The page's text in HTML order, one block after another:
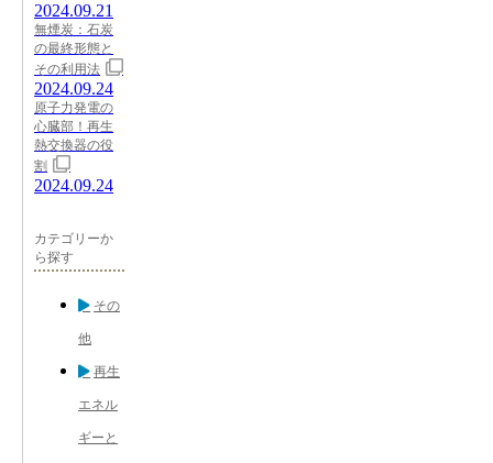
2024.09.21
無煙炭：石炭
の最終形態と
その利用法
2024.09.24
原子力発電の
心臓部！再生
熱交換器の役
割
2024.09.24
カテゴリーか
ら探す
その
他
再生
エネル
ギーと